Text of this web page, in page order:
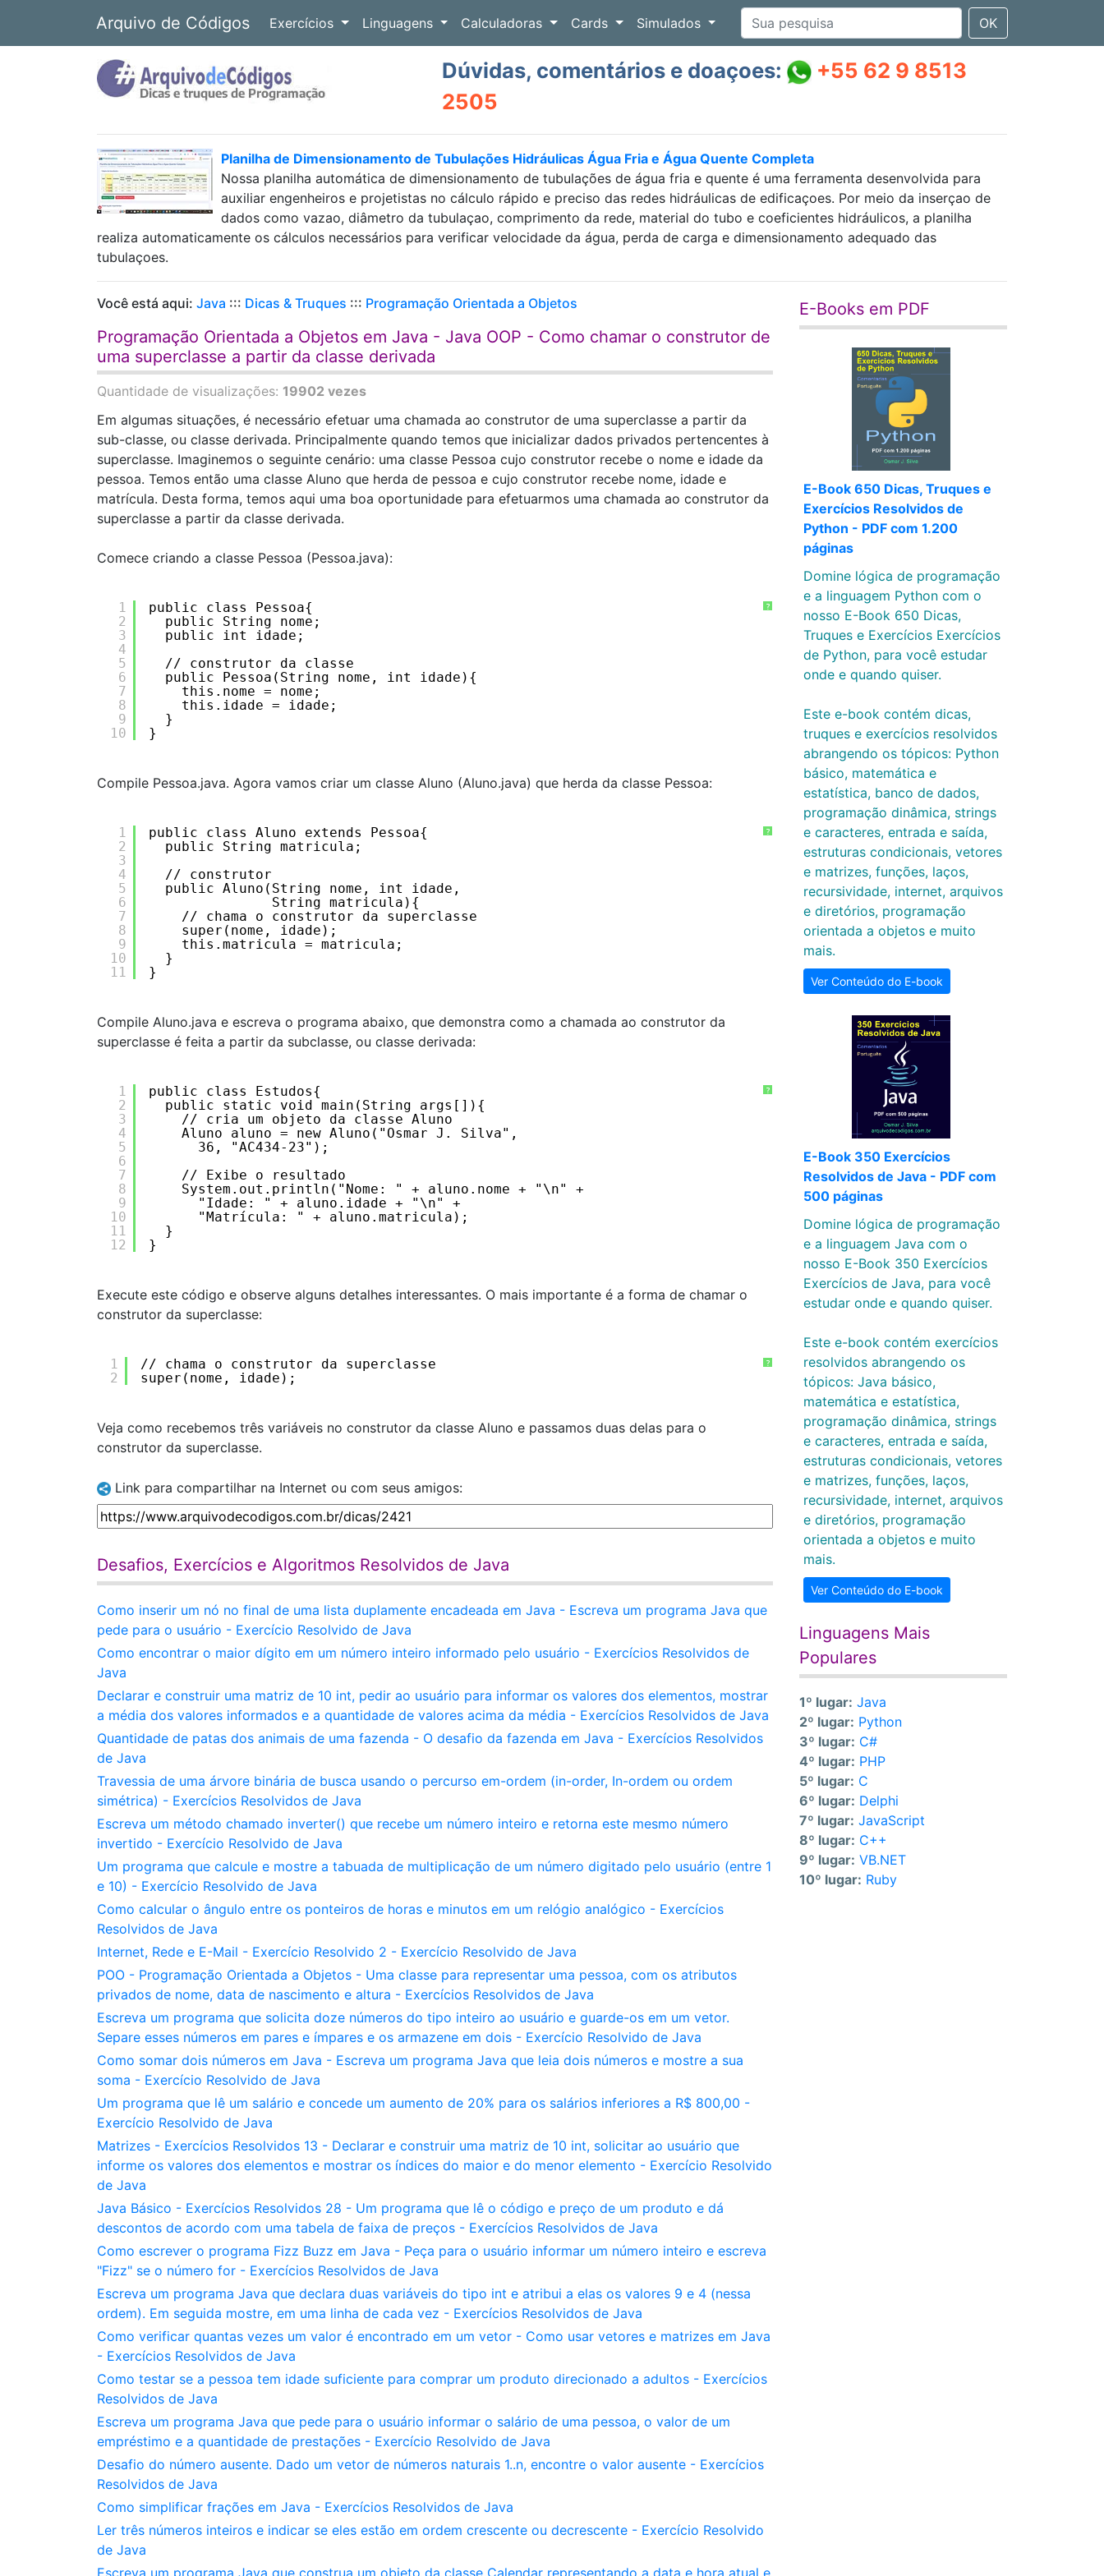
Arquivo de Códigos Exercícios Linguagens Calculadoras Cards Simulados OK
Dúvidas, comentários e doaçoes:
+55 62 9 8513
2505
Planilha de Dimensionamento de Tubulações Hidráulicas Água Fria e Água Quente Completa
Nossa planilha automática de dimensionamento de tubulações de água fria e quente é uma ferramenta desenvolvida para
auxiliar engenheiros e projetistas no cálculo rápido e preciso das redes hidráulicas de edificaçoes. Por meio da inserçao de
dados como vazao, diâmetro da tubulaçao, comprimento da rede, material do tubo e coeficientes hidráulicos, a planilha
realiza automaticamente os cálculos necessários para verificar velocidade da água, perda de carga e dimensionamento adequado das
tubulaçoes.
Você está aqui: Java ::: Dicas & Truques ::: Programação Orientada a Objetos
Programação Orientada a Objetos em Java - Java OOP - Como chamar o construtor de
uma superclasse a partir da classe derivada
Quantidade de visualizações: 19902 vezes
Em algumas situações, é necessário efetuar uma chamada ao construtor de uma superclasse a partir da
sub-classe, ou classe derivada. Principalmente quando temos que inicializar dados privados pertencentes à
superclasse. Imaginemos o seguinte cenário: uma classe Pessoa cujo construtor recebe o nome e idade da
pessoa. Temos então uma classe Aluno que herda de pessoa e cujo construtor recebe nome, idade e
matrícula. Desta forma, temos aqui uma boa oportunidade para efetuarmos uma chamada ao construtor da
superclasse a partir da classe derivada.
Comece criando a classe Pessoa (Pessoa.java):
?
1
2
3
4
5
6
7
8
9
10
public class Pessoa{
public String nome;
public int idade;
// construtor da classe
public Pessoa(String nome, int idade){
this.nome = nome;
this.idade = idade;
}
}
Compile Pessoa.java. Agora vamos criar um classe Aluno (Aluno.java) que herda da classe Pessoa:
?
1
2
3
4
5
6
7
8
9
10
11
public class Aluno extends Pessoa{
public String matricula;
// construtor
public Aluno(String nome, int idade,
String matricula){
// chama o construtor da superclasse
super(nome, idade);
this.matricula = matricula;
}
}
Compile Aluno.java e escreva o programa abaixo, que demonstra como a chamada ao construtor da
superclasse é feita a partir da subclasse, ou classe derivada:
?
1
2
3
4
5
6
7
8
9
10
11
12
public class Estudos{
public static void main(String args[]){
// cria um objeto da classe Aluno
Aluno aluno = new Aluno("Osmar J. Silva",
36, "AC434-23");
// Exibe o resultado
System.out.println("Nome: " + aluno.nome + "\n" +
"Idade: " + aluno.idade + "\n" +
"Matrícula: " + aluno.matricula);
}
}
Execute este código e observe alguns detalhes interessantes. O mais importante é a forma de chamar o
construtor da superclasse:
?
1
2
// chama o construtor da superclasse
super(nome, idade);
Veja como recebemos três variáveis no construtor da classe Aluno e passamos duas delas para o
construtor da superclasse.
Link para compartilhar na Internet ou com seus amigos:
Desafios, Exercícios e Algoritmos Resolvidos de Java
Como inserir um nó no final de uma lista duplamente encadeada em Java - Escreva um programa Java que
pede para o usuário - Exercício Resolvido de Java
Como encontrar o maior dígito em um número inteiro informado pelo usuário - Exercícios Resolvidos de
Java
Declarar e construir uma matriz de 10 int, pedir ao usuário para informar os valores dos elementos, mostrar
a média dos valores informados e a quantidade de valores acima da média - Exercícios Resolvidos de Java
Quantidade de patas dos animais de uma fazenda - O desafio da fazenda em Java - Exercícios Resolvidos
de Java
Travessia de uma árvore binária de busca usando o percurso em-ordem (in-order, In-ordem ou ordem
simétrica) - Exercícios Resolvidos de Java
Escreva um método chamado inverter() que recebe um número inteiro e retorna este mesmo número
invertido - Exercício Resolvido de Java
Um programa que calcule e mostre a tabuada de multiplicação de um número digitado pelo usuário (entre 1
e 10) - Exercício Resolvido de Java
Como calcular o ângulo entre os ponteiros de horas e minutos em um relógio analógico - Exercícios
Resolvidos de Java
Internet, Rede e E-Mail - Exercício Resolvido 2 - Exercício Resolvido de Java
POO - Programação Orientada a Objetos - Uma classe para representar uma pessoa, com os atributos
privados de nome, data de nascimento e altura - Exercícios Resolvidos de Java
Escreva um programa que solicita doze números do tipo inteiro ao usuário e guarde-os em um vetor.
Separe esses números em pares e ímpares e os armazene em dois - Exercício Resolvido de Java
Como somar dois números em Java - Escreva um programa Java que leia dois números e mostre a sua
soma - Exercício Resolvido de Java
Um programa que lê um salário e concede um aumento de 20% para os salários inferiores a R$ 800,00 -
Exercício Resolvido de Java
Matrizes - Exercícios Resolvidos 13 - Declarar e construir uma matriz de 10 int, solicitar ao usuário que
informe os valores dos elementos e mostrar os índices do maior e do menor elemento - Exercício Resolvido
de Java
Java Básico - Exercícios Resolvidos 28 - Um programa que lê o código e preço de um produto e dá
descontos de acordo com uma tabela de faixa de preços - Exercícios Resolvidos de Java
Como escrever o programa Fizz Buzz em Java - Peça para o usuário informar um número inteiro e escreva
"Fizz" se o número for - Exercícios Resolvidos de Java
Escreva um programa Java que declara duas variáveis do tipo int e atribui a elas os valores 9 e 4 (nessa
ordem). Em seguida mostre, em uma linha de cada vez - Exercícios Resolvidos de Java
Como verificar quantas vezes um valor é encontrado em um vetor - Como usar vetores e matrizes em Java
- Exercícios Resolvidos de Java
Como testar se a pessoa tem idade suficiente para comprar um produto direcionado a adultos - Exercícios
Resolvidos de Java
Escreva um programa Java que pede para o usuário informar o salário de uma pessoa, o valor de um
empréstimo e a quantidade de prestações - Exercício Resolvido de Java
Desafio do número ausente. Dado um vetor de números naturais 1..n, encontre o valor ausente - Exercícios
Resolvidos de Java
Como simplificar frações em Java - Exercícios Resolvidos de Java
Ler três números inteiros e indicar se eles estão em ordem crescente ou decrescente - Exercício Resolvido
de Java
Escreva um programa Java que construa um objeto da classe Calendar representando a data e hora atual e
E-Books em PDF
E-Book 650 Dicas, Truques e
Exercícios Resolvidos de
Python - PDF com 1.200
páginas
Domine lógica de programação
e a linguagem Python com o
nosso E-Book 650 Dicas,
Truques e Exercícios Exercícios
de Python, para você estudar
onde e quando quiser.
Este e-book contém dicas,
truques e exercícios resolvidos
abrangendo os tópicos: Python
básico, matemática e
estatística, banco de dados,
programação dinâmica, strings
e caracteres, entrada e saída,
estruturas condicionais, vetores
e matrizes, funções, laços,
recursividade, internet, arquivos
e diretórios, programação
orientada a objetos e muito
mais.
Ver Conteúdo do E-book
E-Book 350 Exercícios
Resolvidos de Java - PDF com
500 páginas
Domine lógica de programação
e a linguagem Java com o
nosso E-Book 350 Exercícios
Exercícios de Java, para você
estudar onde e quando quiser.
Este e-book contém exercícios
resolvidos abrangendo os
tópicos: Java básico,
matemática e estatística,
programação dinâmica, strings
e caracteres, entrada e saída,
estruturas condicionais, vetores
e matrizes, funções, laços,
recursividade, internet, arquivos
e diretórios, programação
orientada a objetos e muito
mais.
Ver Conteúdo do E-book
Linguagens Mais
Populares
1º lugar: Java
2º lugar: Python
3º lugar: C#
4º lugar: PHP
5º lugar: C
6º lugar: Delphi
7º lugar: JavaScript
8º lugar: C++
9º lugar: VB.NET
10º lugar: Ruby